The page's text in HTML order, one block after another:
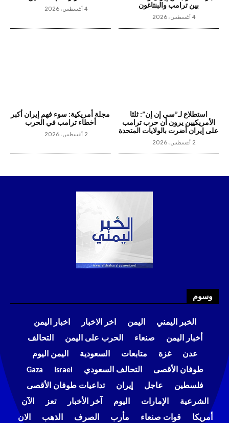
وسوم
الخبر اليمني اليمن اخر الاخبار
اخبار اليمن
أخبار اليمن
صنعاء الحرب على اليمن
التحالف
عدن
غزة متابعات السعودية
اليمن اليوم
طوفان الأقصى
التحالف السعودي Israel
Gaza
فلسطين
عاجل إيران
تداعيات طوفان الأقصى
الشرعية
الإمارات اليوم آخر الأخبار تعز
الآن
أمريكا
قوات صنعاء مأرب الصرف الذهب الان